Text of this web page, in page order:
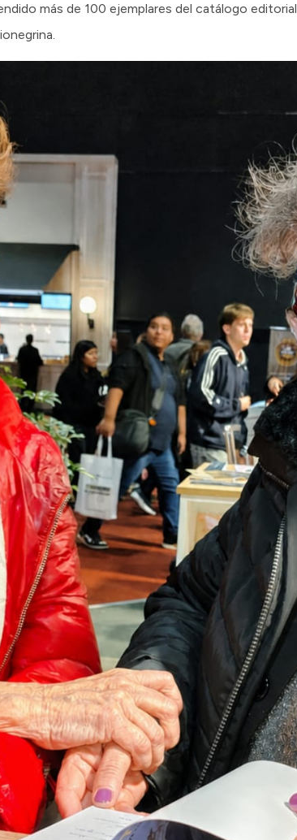
más de 100 ejemplares del catálogo